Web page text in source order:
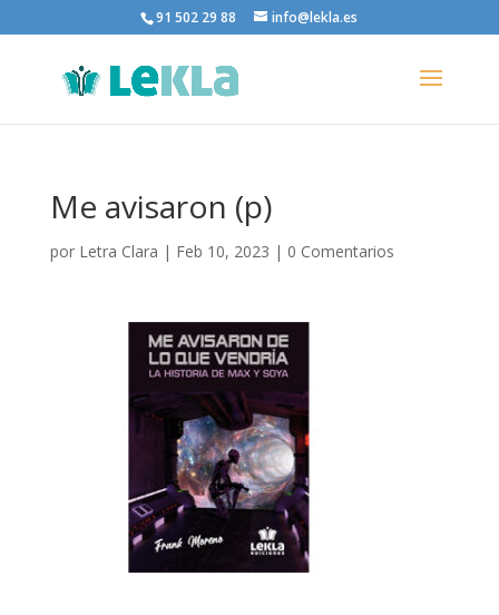
91 502 29 88 info@lekla.es
Me avisaron (p)
por Letra Clara | Feb 10, 2023 | 0 Comentarios